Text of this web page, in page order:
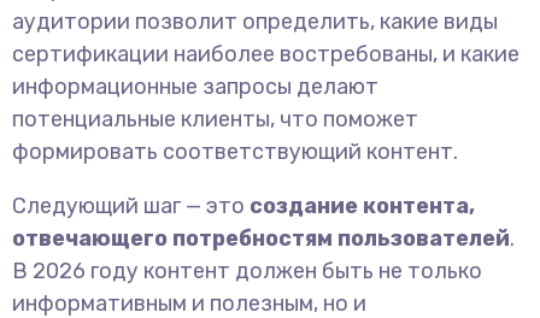
аудитории позволит определить, какие виды
сертификации наиболее востребованы, и какие
информационные запросы делают
потенциальные клиенты, что поможет
формировать соответствующий контент.
Следующий шаг — это создание контента,
отвечающего потребностям пользователей.
В 2026 году контент должен быть не только
информативным и полезным, но и